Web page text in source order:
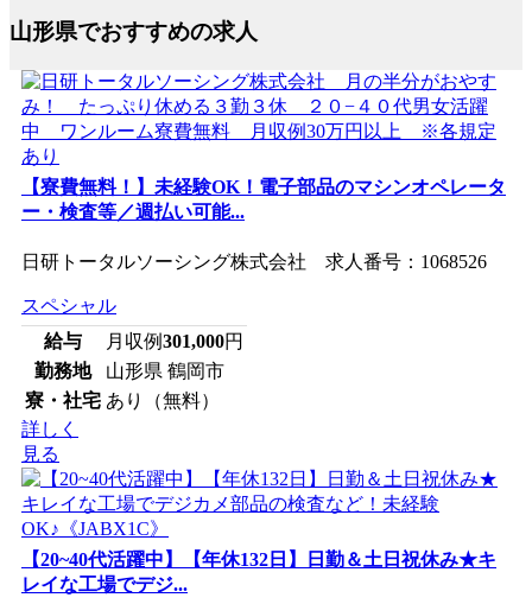
山形県でおすすめの求人
【寮費無料！】未経験OK！電子部品のマシンオペレータ
ー・検査等／週払い可能...
日研トータルソーシング株式会社 求人番号：1068526
スペシャル
給与
月収例301,000円
勤務地
山形県 鶴岡市
寮・社宅 あり（無料）
詳しく
見る
【20~40代活躍中】【年休132日】日勤＆土日祝休み★キ
レイな工場でデジ...